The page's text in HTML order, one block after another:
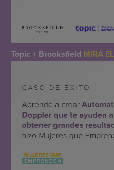
Topic + Brooksfield MIRA